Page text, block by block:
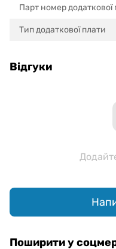
Парт номер додаткової
Тип додаткової плати
Відгуки
Поширити у